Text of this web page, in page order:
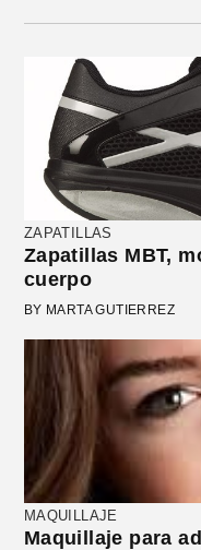
ZAPATILLAS
Zapatillas MBT,
cuerpo
BY MARTA GUTIERREZ
MAQUILLAJE
Maquillaje para